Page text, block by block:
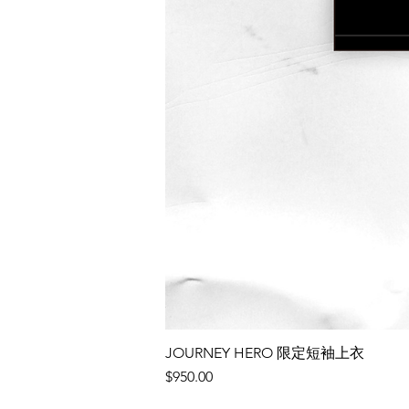
JOURNEY HERO 限定短袖上衣
價格
$950.00